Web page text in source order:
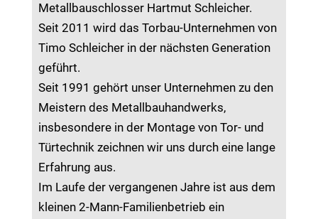
Metallbauschlosser Hartmut Schleicher.
Seit 2011 wird das Torbau-Unternehmen von
Timo Schleicher in der nächsten Generation
geführt.
Seit 1991 gehört unser Unternehmen zu den
Meistern des Metallbauhandwerks,
insbesondere in der Montage von Tor- und
Türtechnik zeichnen wir uns durch eine lange
Erfahrung aus.
Im Laufe der vergangenen Jahre ist aus dem
kleinen 2-Mann-Familienbetrieb ein